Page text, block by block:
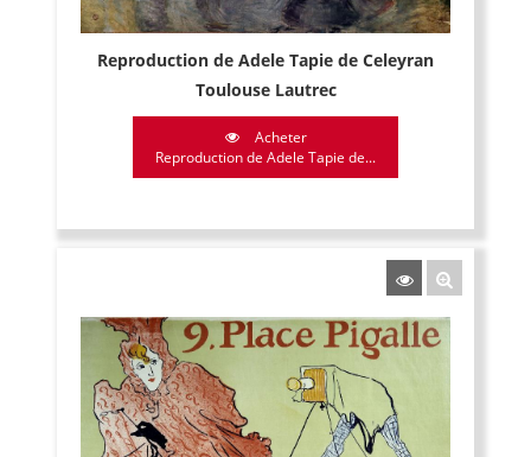
Reproduction de Adele Tapie de Celeyran
Toulouse Lautrec
Acheter
Reproduction de Adele Tapie de...